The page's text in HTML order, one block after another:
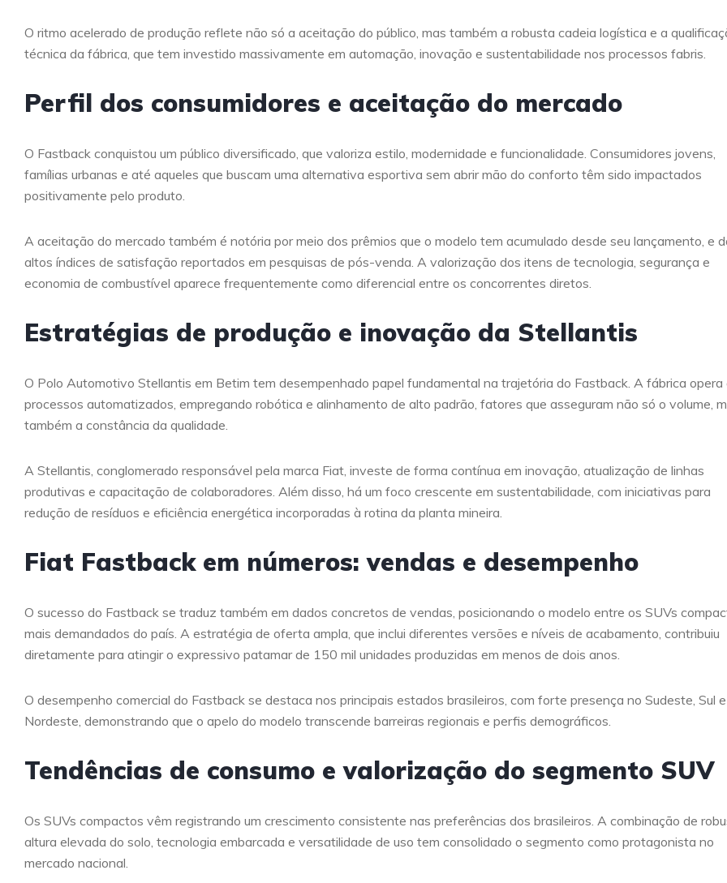
O ritmo acelerado de produção reflete não só a aceitação do público, mas também a robusta cadeia logística e a
técnica da fábrica, que tem investido massivamente em automação, inovação e sustentabilidade nos processos fabris.
Perfil dos consumidores e aceitação do mercado
O Fastback conquistou um público diversificado, que valoriza estilo, modernidade e funcionalidade. Consumidores jovens,
famílias urbanas e até aqueles que buscam uma alternativa esportiva sem abrir mão do conforto têm sido impactados
positivamente pelo produto.
A aceitação do mercado também é notória por meio dos prêmios que o modelo tem acumulado desde seu lançamento, e
altos índices de satisfação reportados em pesquisas de pós-venda. A valorização dos itens de tecnologia, segurança e
economia de combustível aparece frequentemente como diferencial entre os concorrentes diretos.
Estratégias de produção e inovação da Stellantis
O Polo Automotivo Stellantis em Betim tem desempenhado papel fundamental na trajetória do Fastback. A fábrica opera
processos automatizados, empregando robótica e alinhamento de alto padrão, fatores que asseguram não só o volume,
também a constância da qualidade.
A Stellantis, conglomerado responsável pela marca Fiat, investe de forma contínua em inovação, atualização de linhas
produtivas e capacitação de colaboradores. Além disso, há um foco crescente em sustentabilidade, com iniciativas para
redução de resíduos e eficiência energética incorporadas à rotina da planta mineira.
Fiat Fastback em números: vendas e desempenho
O sucesso do Fastback se traduz também em dados concretos de vendas, posicionando o modelo entre os SUVs
mais demandados do país. A estratégia de oferta ampla, que inclui diferentes versões e níveis de acabamento, contribuiu
diretamente para atingir o expressivo patamar de 150 mil unidades produzidas em menos de dois anos.
O desempenho comercial do Fastback se destaca nos principais estados brasileiros, com forte presença no Sudeste, Sul e
Nordeste, demonstrando que o apelo do modelo transcende barreiras regionais e perfis demográficos.
Tendências de consumo e valorização do segmento SUV
Os SUVs compactos vêm registrando um crescimento consistente nas preferências dos brasileiros. A combinação de
altura elevada do solo, tecnologia embarcada e versatilidade de uso tem consolidado o segmento como protagonista no
mercado nacional.